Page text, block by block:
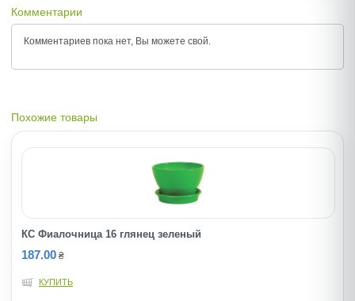
Комментарии
Комментариев пока нет, Вы можете свой.
Похожие товары
КС Фиалочница 16 глянец зеленый
187.00 ₴
КУПИТЬ